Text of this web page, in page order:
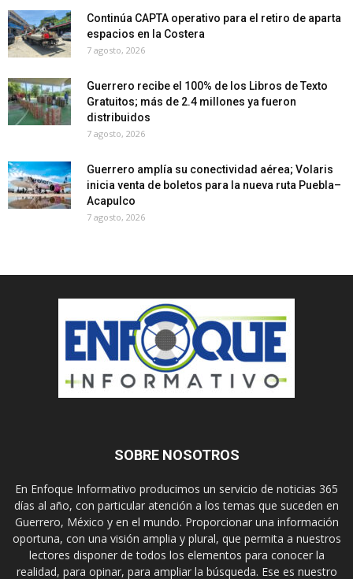
Continúa CAPTA operativo para el retiro de aparta
espacios en la Costera
7 agosto, 2026
Guerrero recibe el 100% de los Libros de Texto
Gratuitos; más de 2.4 millones ya fueron
distribuidos
7 agosto, 2026
Guerrero amplía su conectividad aérea; Volaris
inicia venta de boletos para la nueva ruta Puebla–
Acapulco
7 agosto, 2026
SOBRE NOSOTROS
En Enfoque Informativo producimos un servicio de noticias 365
días al año, con particular atención a los temas que suceden en
Guerrero, México y en el mundo. Proporcionar una información
oportuna, con una visión amplia y plural, que permita a nuestros
lectores disponer de todos los elementos para conocer la
realidad, para opinar, para ampliar la búsqueda. Ese es nuestro